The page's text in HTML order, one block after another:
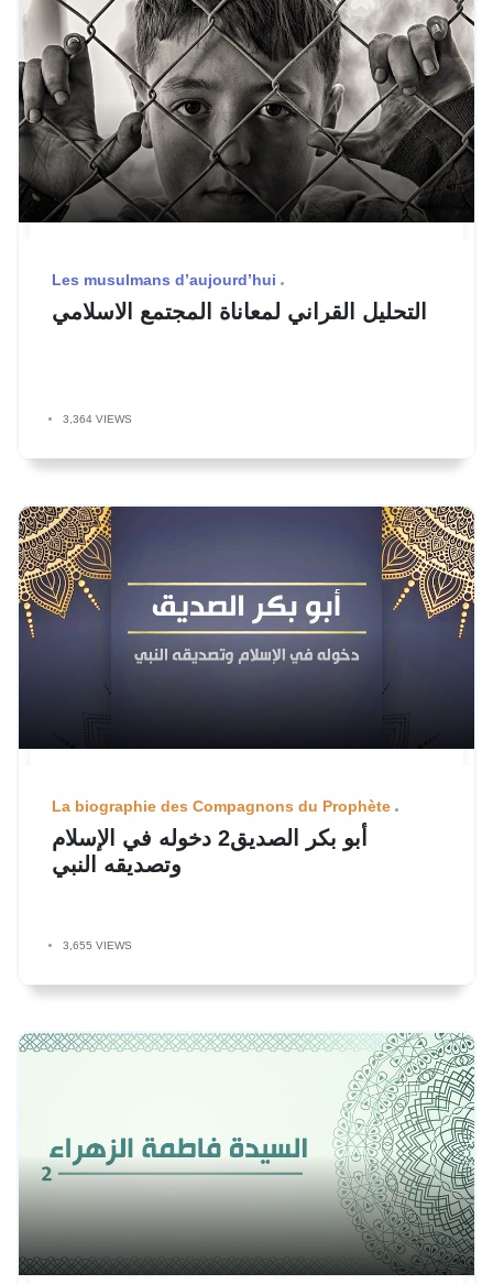
Les musulmans d’aujourd’hui
التحليل القراني لمعاناة المجتمع الاسلامي
3,364 VIEWS
La biographie des Compagnons du Prophète
أبو بكر الصديق2 دخوله في الإسلام
وتصديقه النبي
3,655 VIEWS